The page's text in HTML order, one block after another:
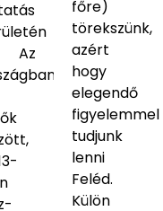
Az
főre)
törekszünk,
azért
hogy
elegendő
figyelemmel
tudjunk
lenni
Feléd.
Külön